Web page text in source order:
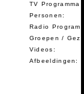
TV Programma
Personen:
Radio
Groepen /
Videos:
Afbeeldingen: